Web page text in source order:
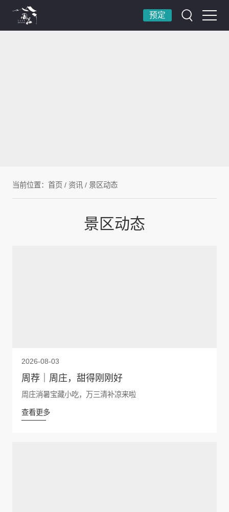
预定
当前位置： 首页 / 资讯 / 景区动态
景区动态
2026-08-03
周荐｜周庄，甜得刚刚好
周庄消暑宝藏小吃，万三清补凉来啦
查看更多